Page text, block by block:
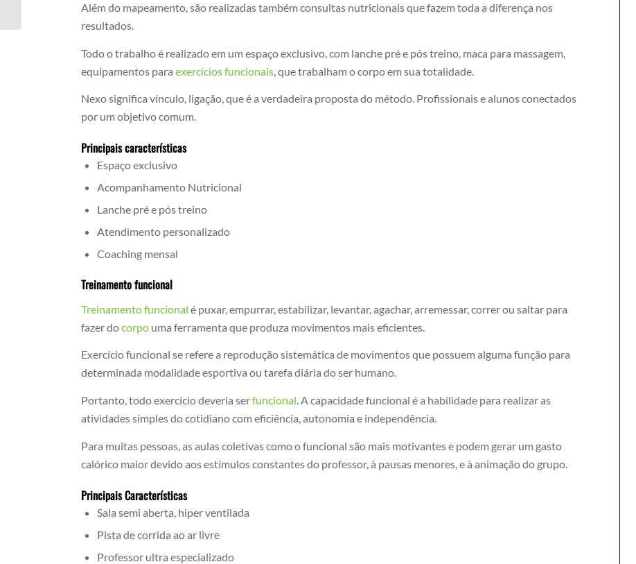
Além do mapeamento, são realizadas também consultas nutricionais que fazem toda a diferença nos
resultados.
Todo o trabalho é realizado em um espaço exclusivo, com lanche pré e pós treino, maca para massagem,
equipamentos paraexercícios funcionais , que trabalham o corpo em sua totalidade.
Nexo significa vínculo, ligação, que é a verdadeira proposta do método. Profissionais e alunos conectados
por um objetivo comum.
Principais características
Espaço exclusivo
Acompanhamento Nutricional
Lanche pré e pós treino
Atendimento personalizado
Coaching mensal
Treinamento funcional
Treinamento funcional é puxar, empurrar, estabilizar, levantar, agachar, arremessar, correr ou saltar para
fazer docorpo uma ferramenta que produza movimentos mais eficientes.
Exercício funcional se refere a reprodução sistemática de movimentos que possuem alguma função para
determinada modalidade esportiva ou tarefa diária do ser humano.
Portanto, todo exercício deveria serfuncional. A capacidade funcional é a habilidade para realizar as
atividades simples do cotidiano com eficiência, autonomia e independência.
Para muitas pessoas, as aulas coletivas como o funcional são mais motivantes e podem gerar um gasto
calórico maior devido aos estímulos constantes do professor, à pausas menores, e à animação do grupo.
Principais Características
Sala semi aberta, hiper ventilada
Pista de corrida ao ar livre
Professor ultra especializado